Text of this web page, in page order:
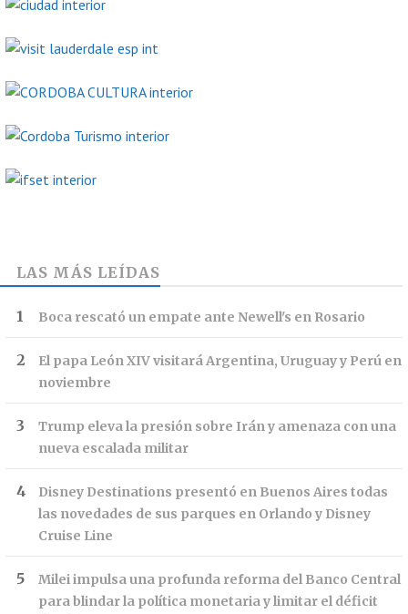
LAS MÁS LEÍDAS
Boca rescató un empate ante Newell's en Rosario
El papa León XIV visitará Argentina, Uruguay y Perú en
noviembre
Trump eleva la presión sobre Irán y amenaza con una
nueva escalada militar
Disney Destinations presentó en Buenos Aires todas
las novedades de sus parques en Orlando y Disney
Cruise Line
Milei impulsa una profunda reforma del Banco Central
para blindar la política monetaria y limitar el déficit